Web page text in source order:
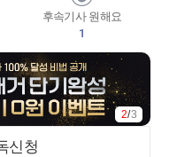
후속기사 원해요
1
2/3
신청